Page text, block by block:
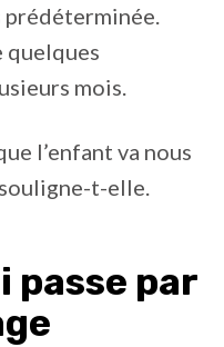
prédéterminée.
quelques
mois.
l’enfant va nous
t-elle.
passe par